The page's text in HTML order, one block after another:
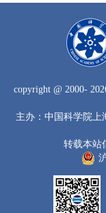
copyright @ 2000-
主办：中国科学院上
转载本站